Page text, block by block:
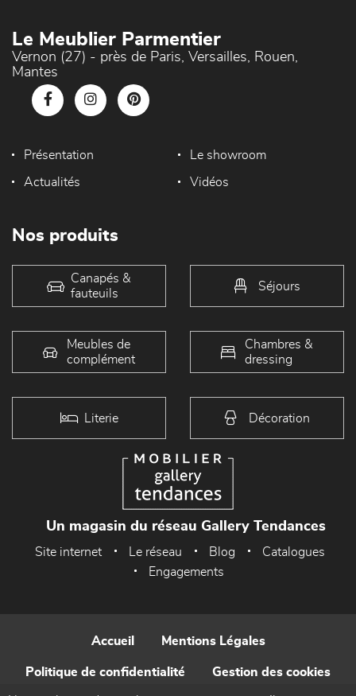
Le Meublier Parmentier
Vernon (27) - près de Paris, Versailles, Rouen,
Mantes
Présentation Le showroom
Actualités Vidéos
Nos produits
Canapés &
fauteuils
Séjours
Meubles de
complément
Chambres &
dressing
Literie Décoration
Un magasin du réseau Gallery Tendances
Site internet Le réseau Blog
Catalogues
Engagements
Accueil Mentions Légales
Politique de confidentialité Gestion des cookies